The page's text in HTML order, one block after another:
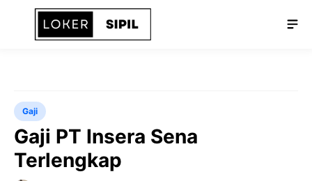
Langsung
Gaji
Gaji PT Insera Sena
Terlengkap